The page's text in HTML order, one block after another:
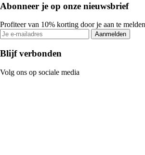
Abonneer je op onze nieuwsbrief
Profiteer van 10% korting door je aan te
Aanmelden
Blijf verbonden
Volg ons op sociale media